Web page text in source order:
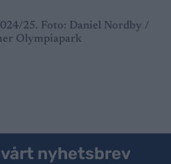
25. Foto: Daniel Nordby /
Olympiapark
vårt nyhetsbrev